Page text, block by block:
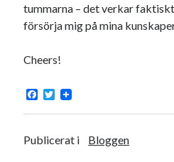
tummarna – det verkar
försörja mig på mina kunskaper
Cheers!
F
c
b
T
i
t
Publicerat i Bloggen